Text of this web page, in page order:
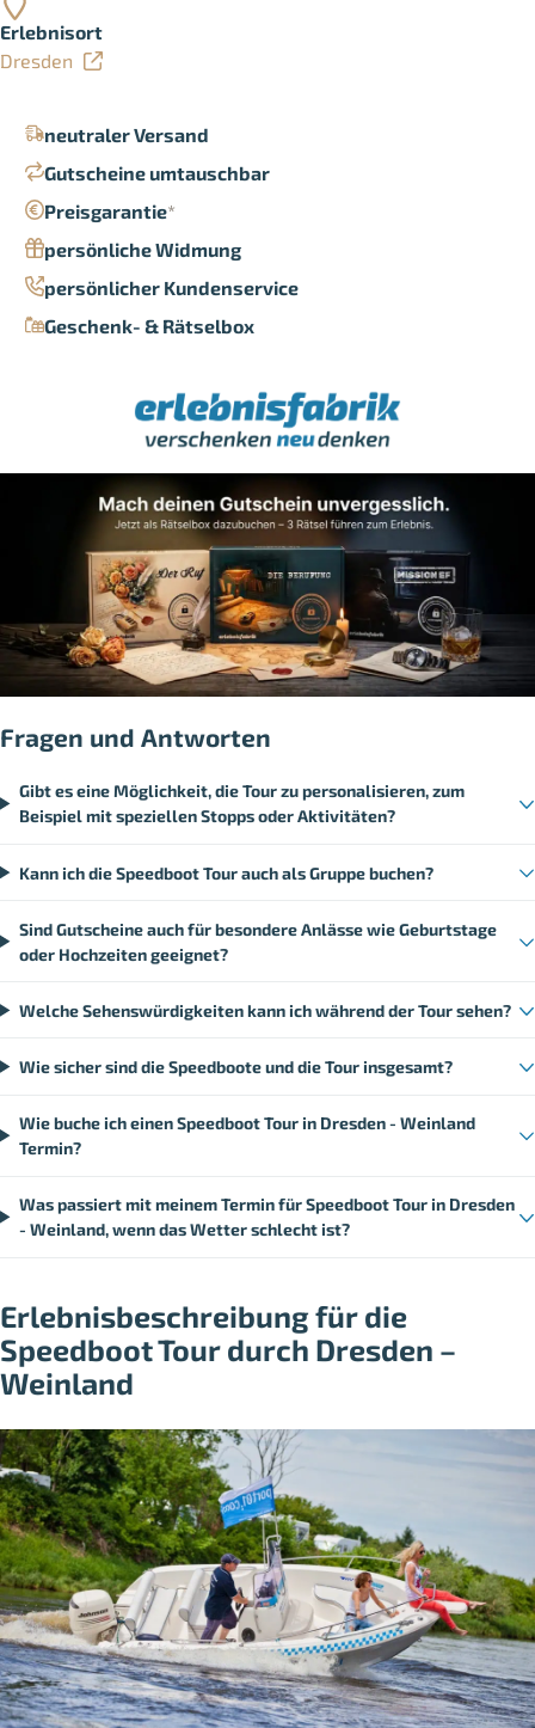
neutraler Versand
Gutscheine umtauschbar
Preisgarantie*
persönliche Widmung
persönlicher Kundenservice
Geschenk- & Rätselbox
Erlebnisort
Dresden
Fragen und Antworten
Gibt es eine Möglichkeit, die Tour zu personalisieren, zum
Beispiel mit speziellen Stopps oder Aktivitäten?
Kann ich die Speedboot Tour auch als Gruppe buchen?
Sind Gutscheine auch für besondere Anlässe wie Geburtstage
oder Hochzeiten geeignet?
Welche Sehenswürdigkeiten kann ich während der Tour sehen?
Wie sicher sind die Speedboote und die Tour insgesamt?
Wie buche ich einen Speedboot Tour in Dresden - Weinland
Termin?
Was passiert mit meinem Termin für Speedboot Tour in Dresden
- Weinland, wenn das Wetter schlecht ist?
Erlebnisbeschreibung für die
Speedboot Tour durch Dresden –
Weinland